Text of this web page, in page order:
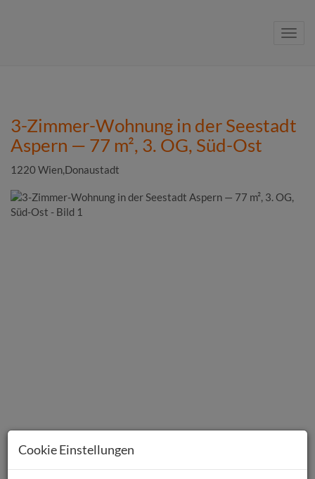
3-Zimmer-Wohnung in der Seestadt
Aspern — 77 m², 3. OG, Süd-Ost
1220 Wien,Donaustadt
Cookie Einstellungen